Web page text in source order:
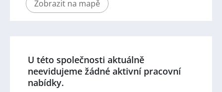
Zobrazit na mapě
U této společnosti aktuálně
neevidujeme žádné aktivní pracovní
nabídky.